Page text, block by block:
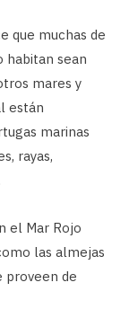
que muchas de
habitan sean
mares y
están
marinas
rayas,
el Mar Rojo
las almejas
proveen de